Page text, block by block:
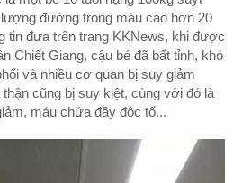
đường trong máu cao hơn 20
tin đưa trên trang KKNews, khi được
Chiết Giang, cậu bé đã bất tỉnh, khó
và nhiều cơ quan bị suy giảm
cũng bị suy kiệt, cùng với đó là
máu chứa đầy độc tố...